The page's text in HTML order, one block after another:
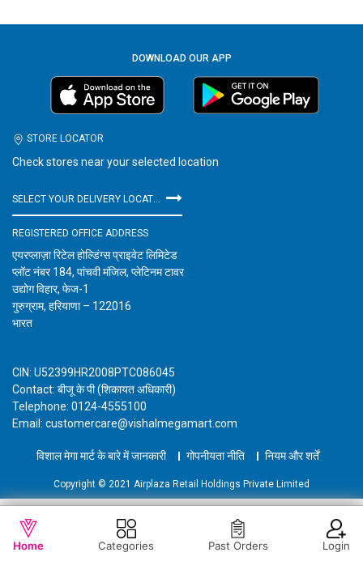
WISHLIST OUT OF STOCK
DOWNLOAD OUR APP
STORE LOCATOR
Check stores near your selected location
REGISTERED OFFICE ADDRESS
एयरप्लाज़ा रिटेल होल्डिंग्स प्राइवेट लिमिटेड
प्लॉट नंबर 184, पांचवी मंजिल, प्लेटिनम टावर
उद्योग विहार, फेज-1
गुरुग्राम, हरियाणा – 122016
भारत
CIN: U52399HR2008PTC086045
Contact: बीजू के पी (शिकायत अधिकारी)
Telephone: 0124-4555100
Email: customercare@vishalmegamart.com
विशाल मेगा मार्ट के बारे में जानकारी गोपनीयता नीति नियम और शर्तें
Copyright © 2021 Airplaza Retail Holdings Private Limited
Home Categories Past Orders Login